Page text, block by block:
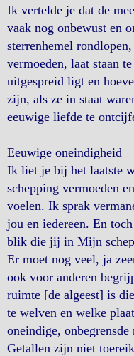
Ik vertelde je dat de
vaak nog onbewust en
sterrenhemel
vermoeden, laat staan
uitgespreid ligt en
zijn, als ze in staat
eeuwige liefde te
Eeuwige oneindigheid
Ik liet je bij het laatste
schepping vermoeden
voelen. Ik sprak
jou en iedereen. En
blik die jij in Mijn
Er moet nog veel, ja
ook voor anderen
ruimte [de algeest] is
te welven en welke
oneindige,
Getallen zijn niet